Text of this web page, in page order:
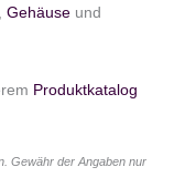
, Gehäuse und
Produktkatalog
Gewähr der Angaben nur